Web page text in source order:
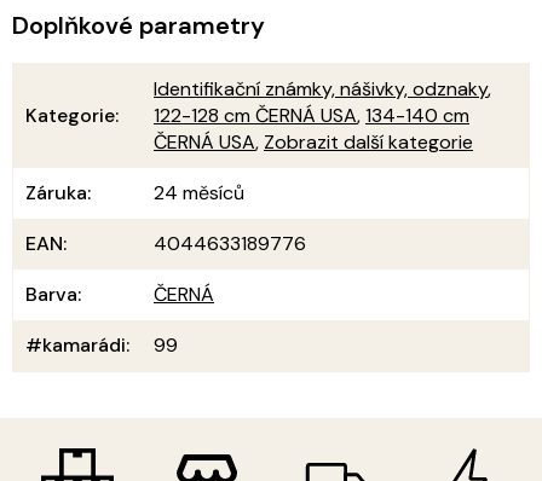
Doplňkové parametry
Kategorie:
Identifikační známky, nášivky, odznaky,
122-128 cm ČERNÁ USA,134-140 cm
ČERNÁ USA, Zobrazit další kategorie
Záruka:
24 měsíců
EAN:
4044633189776
Barva:
ČERNÁ
#kamarádi: 99